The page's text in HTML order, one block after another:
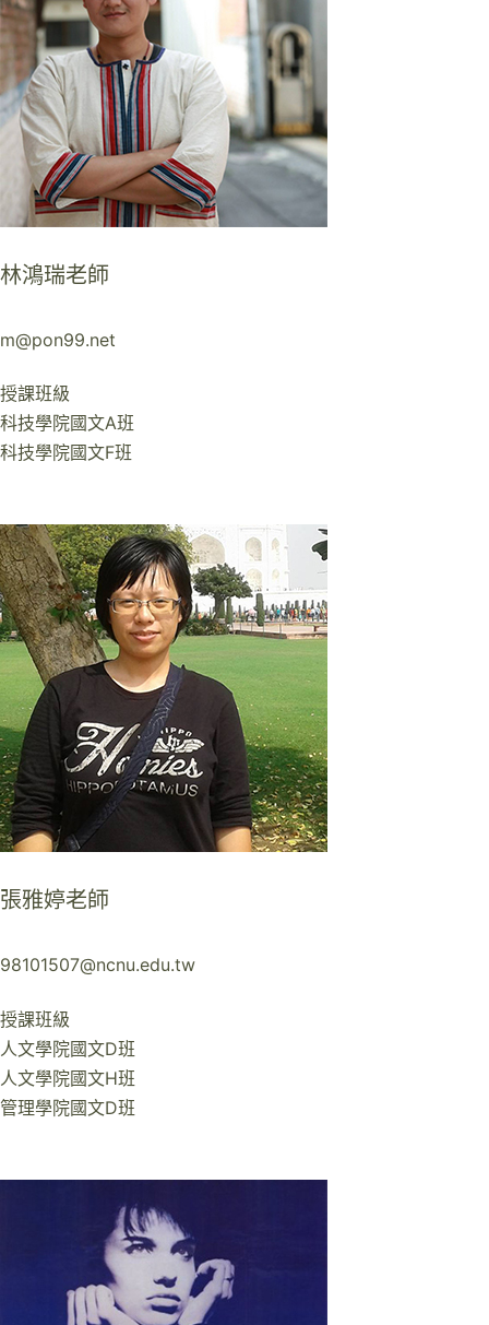
林鴻瑞老師
m@pon99.net
授課班級
科技學院國文A班
科技學院國文F班
張雅婷老師
98101507@ncnu.edu.tw
授課班級
人文學院國文D班
人文學院國文H班
管理學院國文D班